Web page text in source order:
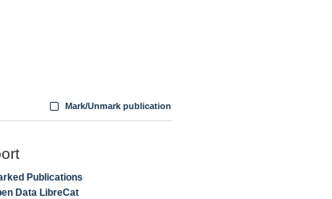
Mark/Unmark publication
Publications
Data LibreCat